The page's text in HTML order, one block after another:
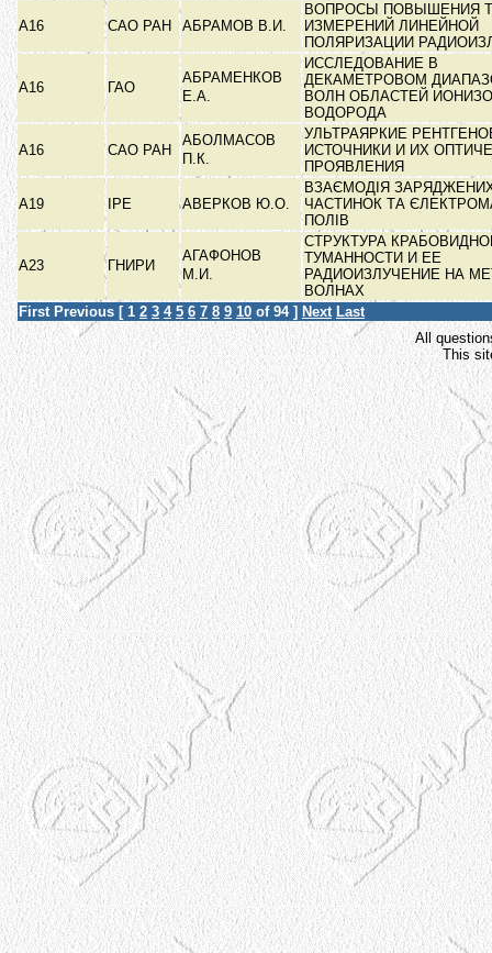
А16 САО РАН АБРАМОВ В.И.
ВОПРОСЫ ПОВЫШЕНИЯ
ИЗМЕРЕНИЙ ЛИНЕЙНОЙ
ПОЛЯРИЗАЦИИ
А16 ГАО
АБРАМЕНКОВ
Е.А.
ИССЛЕДОВАНИЕ В
ДЕКАМЕТРОВОМ
ВОЛН ОБЛАСТЕЙ
ВОДОРОДА
А16 САО РАН
АБОЛМАСОВ
П.К.
УЛЬТРАЯРКИЕ
ИСТОЧНИКИ И ИХ
ПРОЯВЛЕНИЯ
А19 ІРЕ АВЕРКОВ Ю.О.
ВЗАЄМОДІЯ
ЧАСТИНОК ТА
ПОЛІВ
А23 ГНИРИ
АГАФОНОВ
М.И.
СТРУКТУРА
ТУМАННОСТИ И ЕЕ
РАДИОИЗЛУЧЕНИЕ НА
ВОЛНАХ
First Previous [ 1 2 3 4 5 6 7 8 9 10 of 94 ] Next Last
All
This